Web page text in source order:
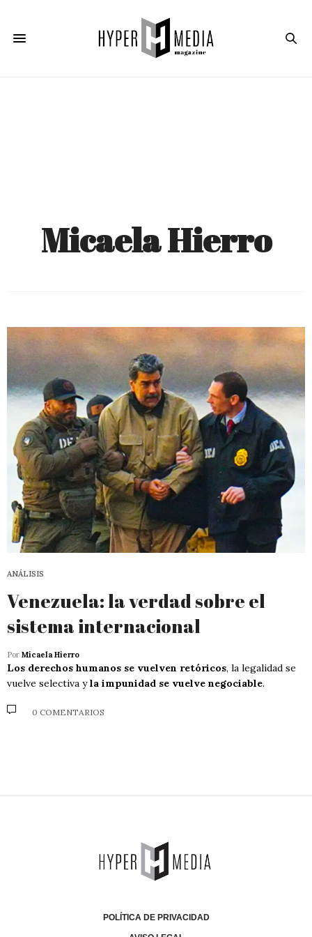
Micaela Hierro
ANÁLISIS
Venezuela: la verdad sobre el
sistema internacional
Por Micaela Hierro
Los derechos humanos se vuelven retóricos, la legalidad se
vuelve selectiva yla impunidad se vuelve negociable.
0 COMENTARIOS
POLÍTICA DE PRIVACIDAD